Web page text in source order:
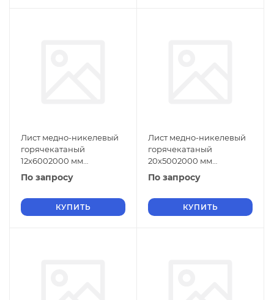
Лист медно-никелевый
горячекатаный
12х6002000 мм
МНЖМц30-1-1 ГОСТ 5063-
По запросу
КУПИТЬ
Лист медно-никелевый
горячекатаный
20х5002000 мм
МНЖМц30-1-1 ГОСТ 5063-
По запросу
КУПИТЬ